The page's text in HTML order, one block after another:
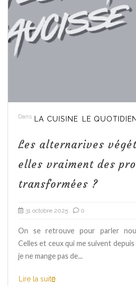
Dans LA CUISINE LE
Les alternarives
elles vraiment des
transformées ?
31 octobre 2025 0
On se retrouve pour parler
Celles et ceux qui me suivent
je ne mange pas de...
Lire la suite